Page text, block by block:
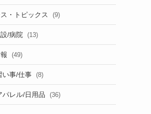
・トピックス (9)
/病院 (13)
(49)
い事/仕事 (8)
パレル/日用品 (36)